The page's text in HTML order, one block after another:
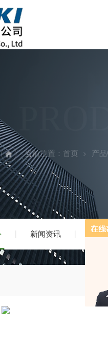
新闻资讯 技术
当前位置： 首页 产